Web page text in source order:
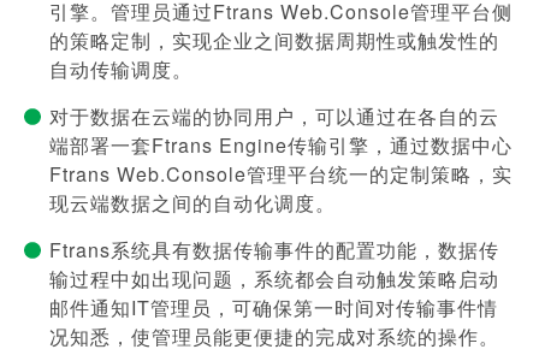
引擎。管理员通过Ftrans Web.Console管理平台侧
的策略定制，实现企业之间数据周期性或触发性的
自动传输调度。
对于数据在云端的协同用户，可以通过在各自的云
端部署一套Ftrans Engine传输引擎，通过数据中心
Ftrans Web.Console管理平台统一的定制策略，实
现云端数据之间的自动化调度。
Ftrans系统具有数据传输事件的配置功能，数据传
输过程中如出现问题，系统都会自动触发策略启动
邮件通知IT管理员，可确保第一时间对传输事件情
况知悉，使管理员能更便捷的完成对系统的操作。